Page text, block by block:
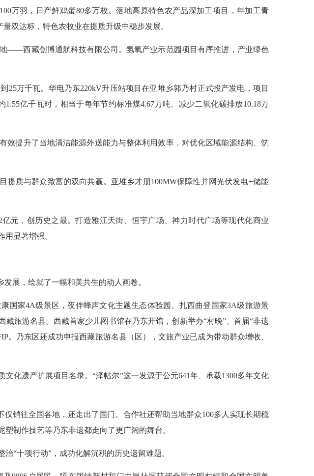
万羽，日产鲜鸡蛋80多万枚。落地高原特色农产品深加工项目，年加工青
双达标，特色农牧业在提质升级中稳步发展。
——西藏创博通航科技有限公司。氢氧产业示范园项目有序推进，产业绿色
万千瓦。华电乃东220kV升压站项目在亚堆乡郭乃村正式投产发电，项目
亿千瓦时，相当于每年节约标准煤4.67万吨、减少二氧化碳排放10.18万
提升了当地清洁能源外送能力与整体利用效率，对优化区域能源结构、筑
提质与群众致富的双向共赢。亚堆乡才朋100MW保障性并网光伏发电+储能
元，创历史之最。打造雅江天街、恒宇广场、神力时代广场等现代化商业
显著增强。
展，绘就了一幅和美共生的动人画卷。
国家4A级景区，夜伴蜂声文化主题生态体验园、扎西曲登国家3A级旅游景
旅游名县。西藏首家少儿图书馆在乃东开馆，创新举办“村晚”、首届“非遗
。乃东区还成功申报西藏旅游名县（区），文旅产业已成为带动群众增收、
化遗产扩展项目名录。“泽帖尔”这一发源于公元641年、承载1300多年文化
销往全国各地，还走出了国门。合作社还帮助当地群众100多人实现长期稳
制作技艺等乃东非遗都走向了更广阔的舞台。
“十项行动”，成功化解沉积的历史遗留难题。